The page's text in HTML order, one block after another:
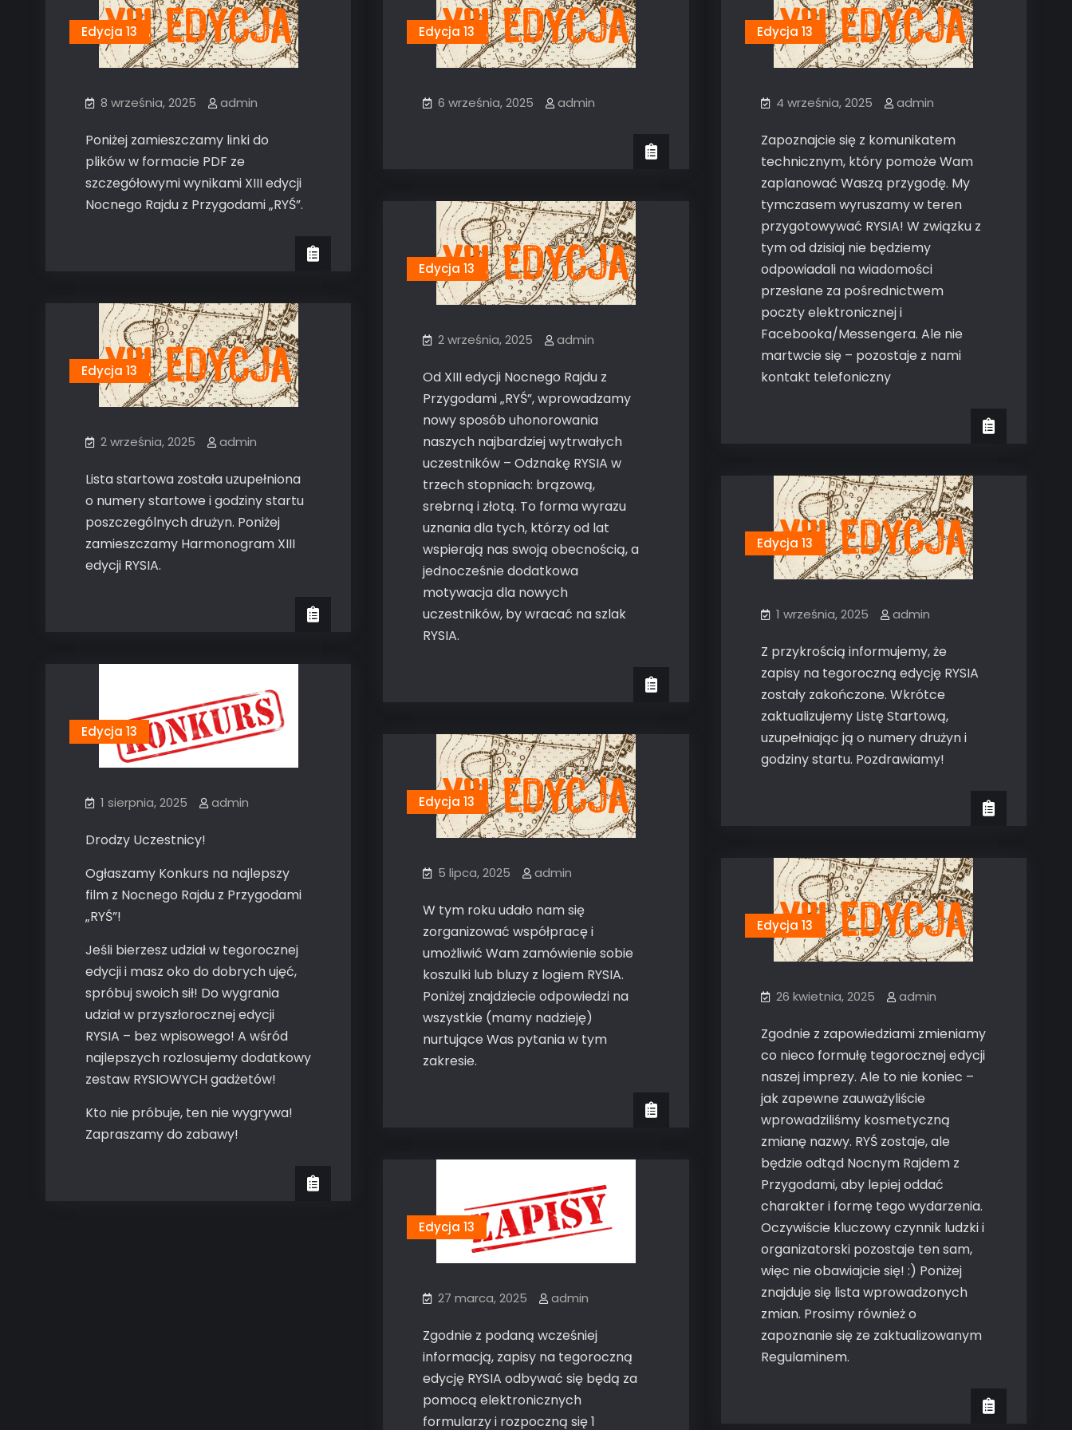
Edycja 13
8 września, 2025 admin
Poniżej zamieszczamy linki do
plików w formacie PDF ze
szczegółowymi wynikami XIII edycji
Nocnego Rajdu z Przygodami „RYŚ”.
Edycja 13
6 września, 2025 admin
Edycja 13
4 września, 2025 admin
Zapoznajcie się z komunikatem
technicznym, który pomoże Wam
zaplanować Waszą przygodę. My
tymczasem wyruszamy w teren
przygotowywać RYSIA! W związku z
tym od dzisiaj nie będziemy
odpowiadali na wiadomości
przesłane za pośrednictwem
poczty elektronicznej i
Facebooka/Messengera. Ale nie
martwcie się – pozostaje z nami
kontakt telefoniczny
Edycja 13
2 września, 2025 admin
Od XIII edycji Nocnego Rajdu z
Przygodami „RYŚ”, wprowadzamy
nowy sposób uhonorowania
naszych najbardziej wytrwałych
uczestników – Odznakę RYSIA w
trzech stopniach: brązową,
srebrną i złotą. To forma wyrazu
uznania dla tych, którzy od lat
wspierają nas swoją obecnością, a
jednocześnie dodatkowa
motywacja dla nowych
uczestników, by wracać na szlak
RYSIA.
Edycja 13
2 września, 2025 admin
Lista startowa została uzupełniona
o numery startowe i godziny startu
poszczególnych drużyn. Poniżej
zamieszczamy Harmonogram XIII
edycji RYSIA.
Edycja 13
1 września, 2025 admin
Z przykrością informujemy, że
zapisy na tegoroczną edycję RYSIA
zostały zakończone. Wkrótce
zaktualizujemy Listę Startową,
uzupełniając ją o numery drużyn i
godziny startu. Pozdrawiamy!
Edycja 13
1 sierpnia, 2025 admin
Drodzy Uczestnicy!
Ogłaszamy Konkurs na najlepszy
film z Nocnego Rajdu z Przygodami
„RYŚ”!
Jeśli bierzesz udział w tegorocznej
edycji i masz oko do dobrych ujęć,
spróbuj swoich sił! Do wygrania
udział w przyszłorocznej edycji
RYSIA – bez wpisowego! A wśród
najlepszych rozlosujemy dodatkowy
zestaw RYSIOWYCH gadżetów!
Kto nie próbuje, ten nie wygrywa!
Zapraszamy do zabawy!
Edycja 13
5 lipca, 2025 admin
W tym roku udało nam się
zorganizować współpracę i
umożliwić Wam zamówienie sobie
koszulki lub bluzy z logiem RYSIA.
Poniżej znajdziecie odpowiedzi na
wszystkie (mamy nadzieję)
nurtujące Was pytania w tym
zakresie.
Edycja 13
26 kwietnia, 2025 admin
Zgodnie z zapowiedziami zmieniamy
co nieco formułę tegorocznej edycji
naszej imprezy. Ale to nie koniec –
jak zapewne zauważyliście
wprowadziliśmy kosmetyczną
zmianę nazwy. RYŚ zostaje, ale
będzie odtąd Nocnym Rajdem z
Przygodami, aby lepiej oddać
charakter i formę tego wydarzenia.
Oczywiście kluczowy czynnik ludzki i
organizatorski pozostaje ten sam,
więc nie obawiajcie się! :) Poniżej
znajduje się lista wprowadzonych
zmian. Prosimy również o
zapoznanie się ze zaktualizowanym
Regulaminem.
Edycja 13
27 marca, 2025 admin
Zgodnie z podaną wcześniej
informacją, zapisy na tegoroczną
edycję RYSIA odbywać się będą za
pomocą elektronicznych
formularzy i rozpoczną się 1